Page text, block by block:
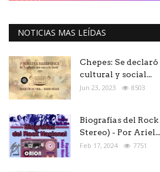
NOTICIAS MAS LEÍDAS
Chepes: Se
cultural y social...
Jun 23, 2023 8503
Biografías del
Stereo) - Por Ariel...
Feb 17, 2024 7751